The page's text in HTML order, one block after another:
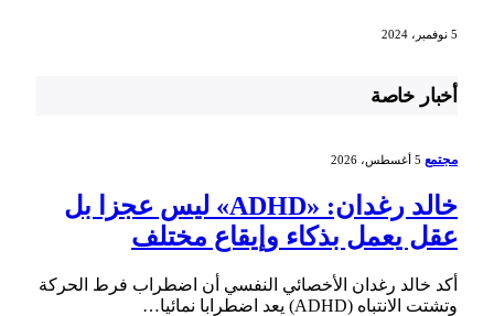
أخبار خاصة
مجتمع 5 أغسطس، 2026
خالد رغدان: «ADHD» ليس عجزا بل
عقل يعمل بذكاء وإيقاع مختلف
أكد خالد رغدان الأخصائي النفسي أن اضطراب فرط الحركة
وتشتت الانتباه (ADHD) يعد اضطرابا نمائيا…